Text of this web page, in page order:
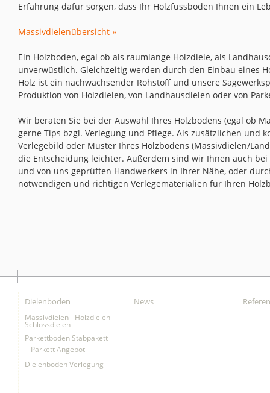
Erfahrung dafür sorgen, dass Ihr Holzfussboden Ihnen ein
Massivdielenübersicht »
Ein Holzboden, egal ob als raumlange Holzdiele, als
unverwüstlich. Gleichzeitig werden durch den Einbau eines
Holz ist ein nachwachsender Rohstoff und unsere
Produktion von Holzdielen, von Landhausdielen oder von
Wir beraten Sie bei der Auswahl Ihres Holzbodens (egal ob
gerne Tips bzgl. Verlegung und Pflege. Als zusätzlichen und
Verlegebild oder Muster Ihres Holzbodens (Massivdielen/
die Entscheidung leichter. Außerdem sind wir Ihnen auch
und von uns geprüften Handwerkers in Ihrer Nähe, oder
notwendigen und richtigen Verlegematerialien für Ihren
Dielenboden
Massivdielen - Holzdielen -
Schlossdielen
Parkettboden Stabpakett
Parkett Angebot
Dielenboden Verlegung
News